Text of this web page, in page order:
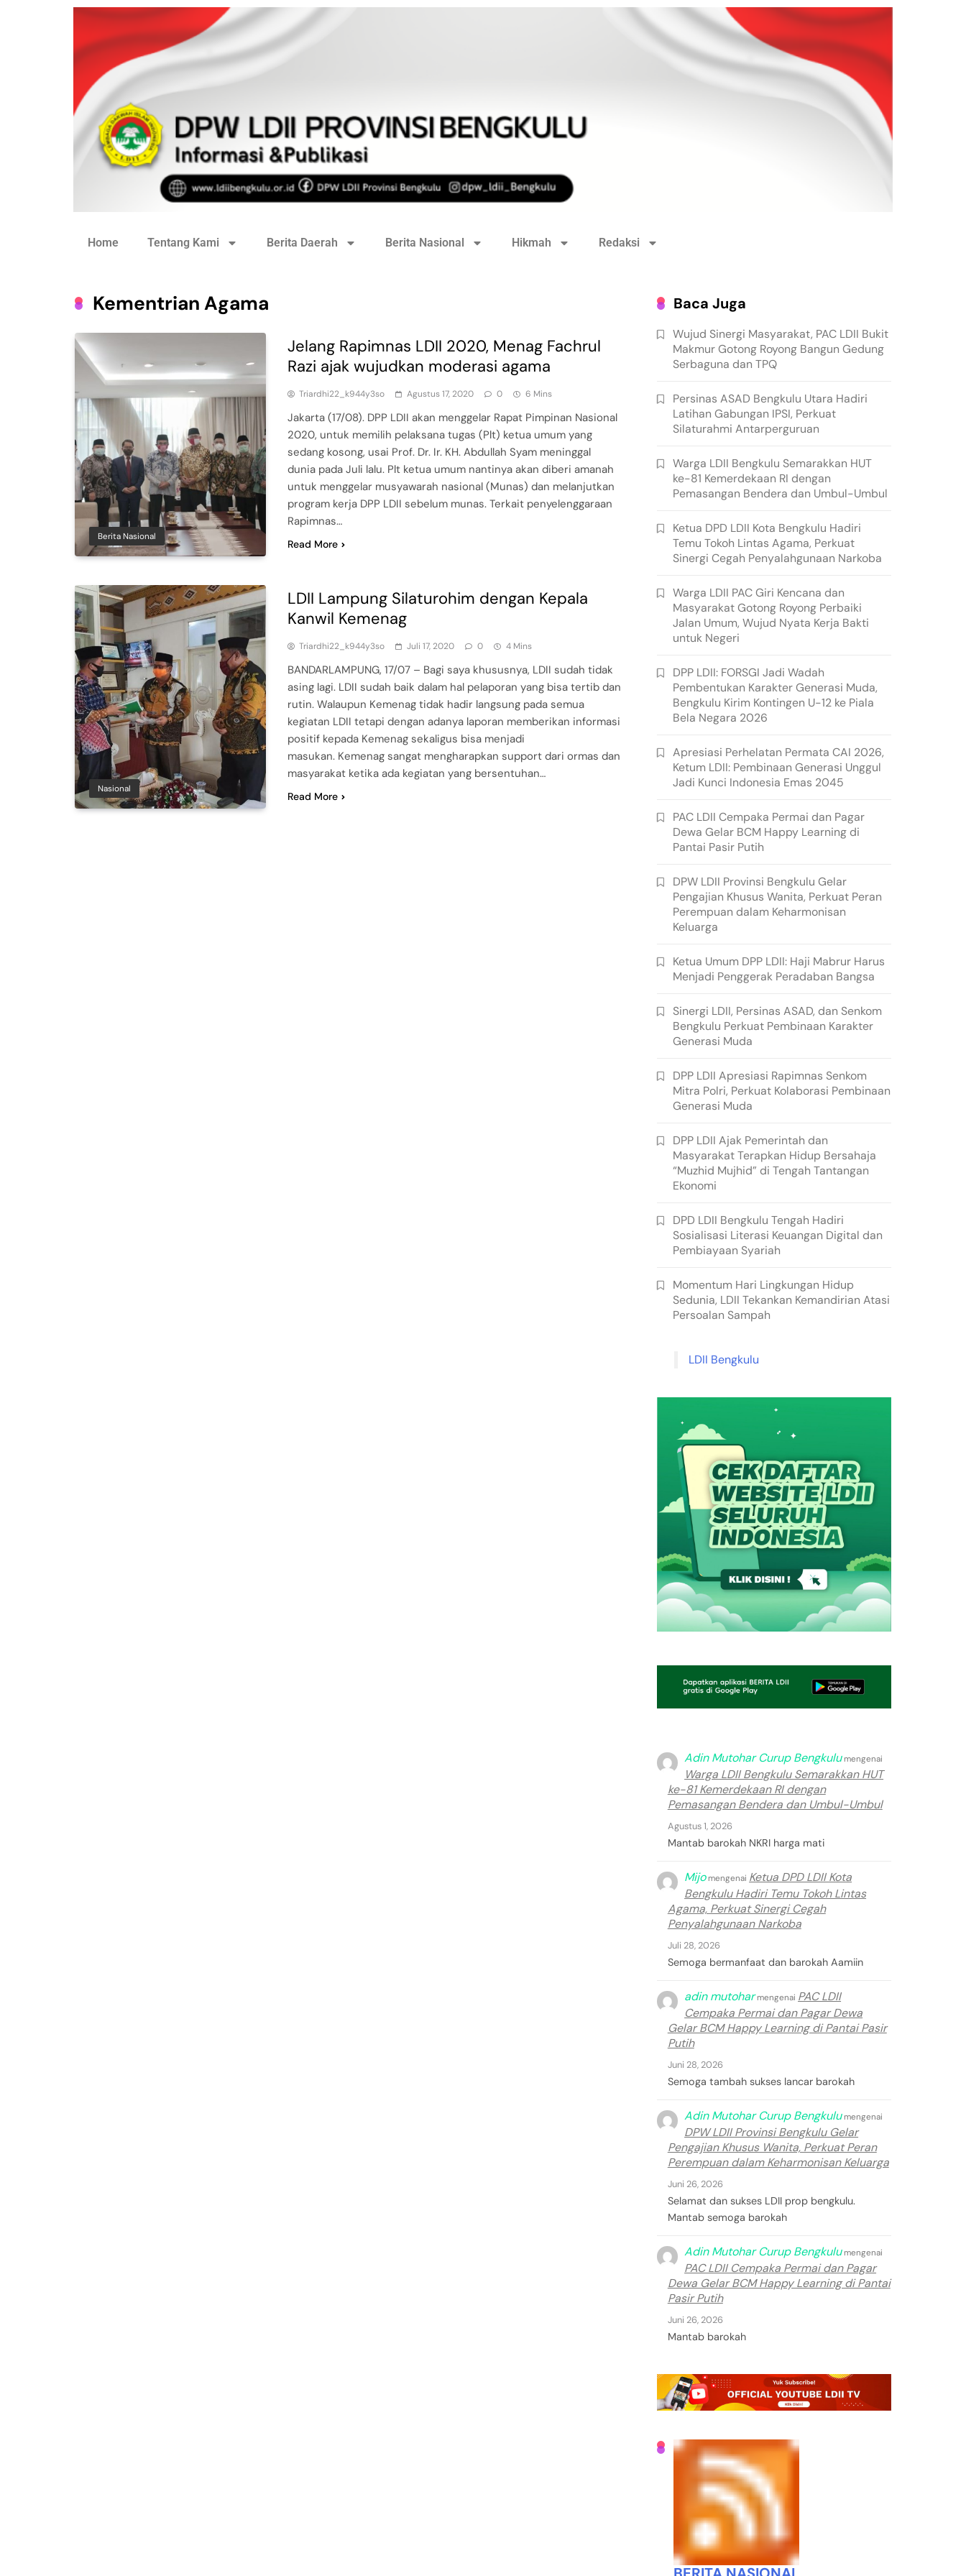
Home Tentang Kami Berita Daerah Berita Nasional Hikmah Redaksi
Kementrian Agama
Berita Nasional
Jelang Rapimnas LDII 2020, Menag Fachrul
Razi ajak wujudkan moderasi agama
Triardhi22_k944y3so Agustus 17, 2020 0 6 Mins
Jakarta (17/08). DPP LDII akan menggelar Rapat Pimpinan Nasional
2020, untuk memilih pelaksana tugas (Plt) ketua umum yang
sedang kosong, usai Prof. Dr. Ir. KH. Abdullah Syam meninggal
dunia pada Juli lalu. Plt ketua umum nantinya akan diberi amanah
untuk menggelar musyawarah nasional (Munas) dan melanjutkan
program kerja DPP LDII sebelum munas. Terkait penyelenggaraan
Rapimnas…
Read More
Nasional
LDII Lampung Silaturohim dengan Kepala
Kanwil Kemenag
Triardhi22_k944y3so Juli 17, 2020 0 4 Mins
BANDARLAMPUNG, 17/07 – Bagi saya khususnya, LDII sudah tidak
asing lagi. LDII sudah baik dalam hal pelaporan yang bisa tertib dan
rutin. Walaupun Kemenag tidak hadir langsung pada semua
kegiatan LDII tetapi dengan adanya laporan memberikan informasi
positif kepada Kemenag sekaligus bisa menjadi
masukan. Kemenag sangat mengharapkan support dari ormas dan
masyarakat ketika ada kegiatan yang bersentuhan…
Read More
Baca Juga
Wujud Sinergi Masyarakat, PAC LDII Bukit
Makmur Gotong Royong Bangun Gedung
Serbaguna dan TPQ
Persinas ASAD Bengkulu Utara Hadiri
Latihan Gabungan IPSI, Perkuat
Silaturahmi Antarperguruan
Warga LDII Bengkulu Semarakkan HUT
ke-81 Kemerdekaan RI dengan
Pemasangan Bendera dan Umbul-Umbul
Ketua DPD LDII Kota Bengkulu Hadiri
Temu Tokoh Lintas Agama, Perkuat
Sinergi Cegah Penyalahgunaan Narkoba
Warga LDII PAC Giri Kencana dan
Masyarakat Gotong Royong Perbaiki
Jalan Umum, Wujud Nyata Kerja Bakti
untuk Negeri
DPP LDII: FORSGI Jadi Wadah
Pembentukan Karakter Generasi Muda,
Bengkulu Kirim Kontingen U-12 ke Piala
Bela Negara 2026
Apresiasi Perhelatan Permata CAI 2026,
Ketum LDII: Pembinaan Generasi Unggul
Jadi Kunci Indonesia Emas 2045
PAC LDII Cempaka Permai dan Pagar
Dewa Gelar BCM Happy Learning di
Pantai Pasir Putih
DPW LDII Provinsi Bengkulu Gelar
Pengajian Khusus Wanita, Perkuat Peran
Perempuan dalam Keharmonisan
Keluarga
Ketua Umum DPP LDII: Haji Mabrur Harus
Menjadi Penggerak Peradaban Bangsa
Sinergi LDII, Persinas ASAD, dan Senkom
Bengkulu Perkuat Pembinaan Karakter
Generasi Muda
DPP LDII Apresiasi Rapimnas Senkom
Mitra Polri, Perkuat Kolaborasi Pembinaan
Generasi Muda
DPP LDII Ajak Pemerintah dan
Masyarakat Terapkan Hidup Bersahaja
“Muzhid Mujhid” di Tengah Tantangan
Ekonomi
DPD LDII Bengkulu Tengah Hadiri
Sosialisasi Literasi Keuangan Digital dan
Pembiayaan Syariah
Momentum Hari Lingkungan Hidup
Sedunia, LDII Tekankan Kemandirian Atasi
Persoalan Sampah
LDII Bengkulu
Adin Mutohar Curup Bengkulumengenai
Warga LDII Bengkulu Semarakkan HUT
ke-81 Kemerdekaan RI dengan
Pemasangan Bendera dan Umbul-Umbul
Agustus 1, 2026
Mantab barokah NKRI harga mati
Mijomengenai Ketua DPD LDII Kota
Bengkulu Hadiri Temu Tokoh Lintas
Agama, Perkuat Sinergi Cegah
Penyalahgunaan Narkoba
Juli 28, 2026
Semoga bermanfaat dan barokah Aamiin
adin mutoharmengenai PAC LDII
Cempaka Permai dan Pagar Dewa
Gelar BCM Happy Learning di Pantai Pasir
Putih
Juni 28, 2026
Semoga tambah sukses lancar barokah
Adin Mutohar Curup Bengkulumengenai
DPW LDII Provinsi Bengkulu Gelar
Pengajian Khusus Wanita, Perkuat Peran
Perempuan dalam Keharmonisan Keluarga
Juni 26, 2026
Selamat dan sukses LDII prop bengkulu.
Mantab semoga barokah
Adin Mutohar Curup Bengkulumengenai
PAC LDII Cempaka Permai dan Pagar
Dewa Gelar BCM Happy Learning di Pantai
Pasir Putih
Juni 26, 2026
Mantab barokah